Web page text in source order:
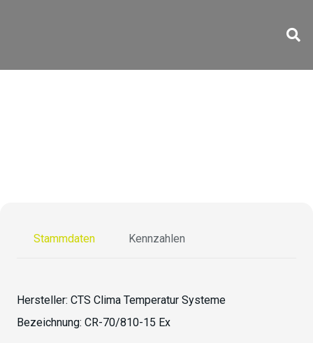
Stammdaten Kennzahlen
Hersteller: CTS Clima Temperatur Systeme
Bezeichnung: CR-70/810-15 Ex